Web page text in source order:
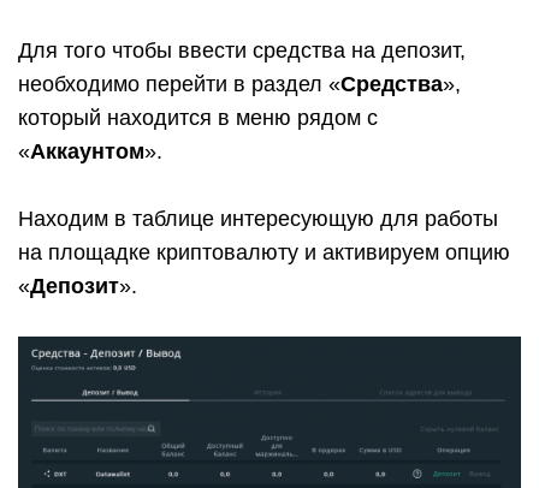
Для того чтобы ввести средства на депозит,
необходимо перейти в раздел «Средства»,
который находится в меню рядом с
«Аккаунтом».
Находим в таблице интересующую для работы
на площадке криптовалюту и активируем опцию
«Депозит».